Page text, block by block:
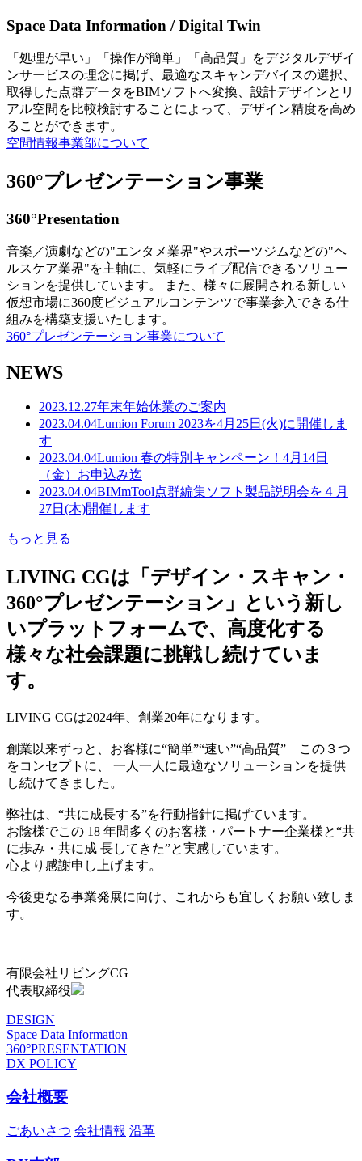
Space Data Information / Digital Twin
「処理が早い」「操作が簡単」「高品質」をデジタルデザイ
ンサービスの理念に掲げ、最適なスキャンデバイスの選択、
取得した点群データをBIMソフトへ変換、設計デザインとリ
アル空間を比較検討することによって、デザイン精度を高め
ることができます。
空間情報事業部について
360°プレゼンテーション事業
360°Presentation
音楽／演劇などの"エンタメ業界"やスポーツジムなどの"ヘ
ルスケア業界"を主軸に、気軽にライブ配信できるソリュー
ションを提供しています。 また、様々に展開される新しい
仮想市場に360度ビジュアルコンテンツで事業参入できる仕
組みを構築支援いたします。
360°プレゼンテーション事業について
NEWS
2023.12.27年末年始休業のご案内
2023.04.04Lumion Forum 2023を4月25日(火)に開催しま
す
2023.04.04Lumion 春の特別キャンペーン！4月14日
（金）お申込み迄
2023.04.04BIMmTool点群編集ソフト製品説明会を４月
27日(木)開催します
もっと見る
LIVING CGは「デザイン・スキャン・
360°プレゼンテーション」という新し
いプラットフォームで、高度化する
様々な社会課題に挑戦し続けていま
す。
LIVING CGは2024年、創業20年になります。
創業以来ずっと、お客様に“簡単”“速い”“高品質” この３つ
をコンセプトに、 一人一人に最適なソリューションを提供
し続けてきました。
弊社は、“共に成長する”を行動指針に掲げています。
お陰様でこの 18 年間多くのお客様・パートナー企業様と“共
に歩み・共に成 長してきた”と実感しています。
心より感謝申し上げます。
今後更なる事業発展に向け、これからも宜しくお願い致しま
す。
有限会社リビングCG
代表取締役
DESIGN
Space Data Information
360°PRESENTATION
DX POLICY
会社概要
ごあいさつ 会社情報 沿革